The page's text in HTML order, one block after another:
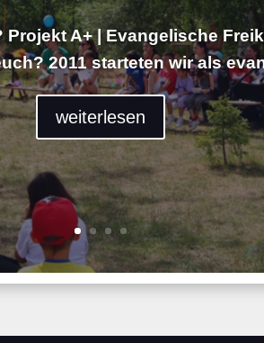
A+ | Evangelische
2011 starteten wir als
weiterlesen